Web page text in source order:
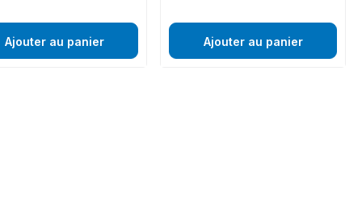
Ajouter au panier Ajouter au panier